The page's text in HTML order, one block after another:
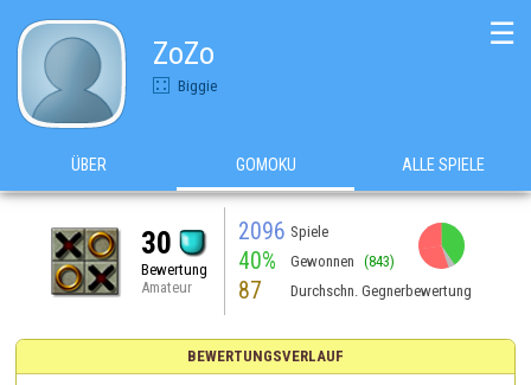
ZoZo
Biggie
☰
ÜBER GOMOKU ALLE SPIELE
30
Bewertung
Amateur
2096 Spiele
40% Gewonnen (843)
87 Durchschn. Gegnerbewertung
BEWERTUNGSVERLAUF